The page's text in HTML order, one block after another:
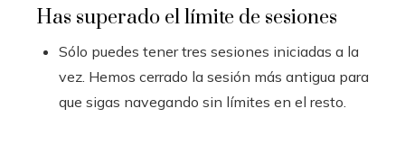
Has superado el límite de sesiones
Sólo puedes tener tres sesiones iniciadas a la
vez. Hemos cerrado la sesión más antigua para
que sigas navegando sin límites en el resto.